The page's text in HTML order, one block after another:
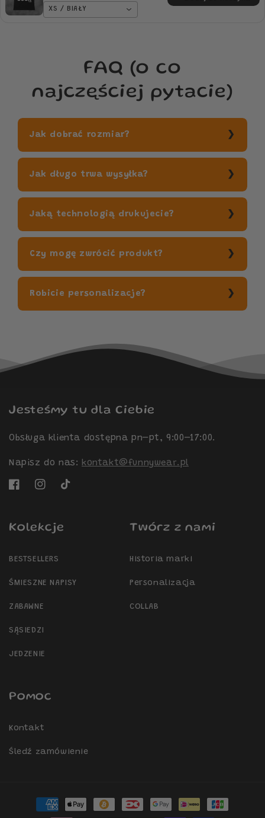
PREZENT
XS / BIAŁY
FAQ (o co
najczęściej pytacie)
Jak dobrać rozmiar?
Jak długo trwa wysyłka?
Jaką technologią drukujecie?
Czy mogę zwrócić produkt?
Robicie personalizacje?
Jesteśmy tu dla Ciebie
Obsługa klienta dostępna pn–pt, 9:00–17:00.
Napisz do nas: kontakt@funnywear.pl
FacebookInstagram
TikTok
Kolekcje
BESTSELLERS
ŚMIESZNE NAPISY
ZABAWNE
SĄSIEDZI
JEDZENIE
Twórz z nami
Historia marki
Personalizacja
COLLAB
Pomoc
Kontakt
Śledź zamówienie
Metody